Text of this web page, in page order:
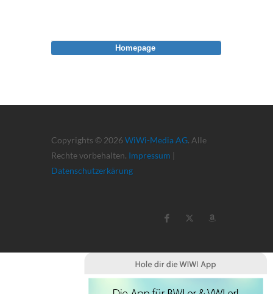
Copyrights © 2026 WiWi-Media AG. Alle
Rechte vorbehalten. Impressum |
Datenschutzerkärung
Homepage